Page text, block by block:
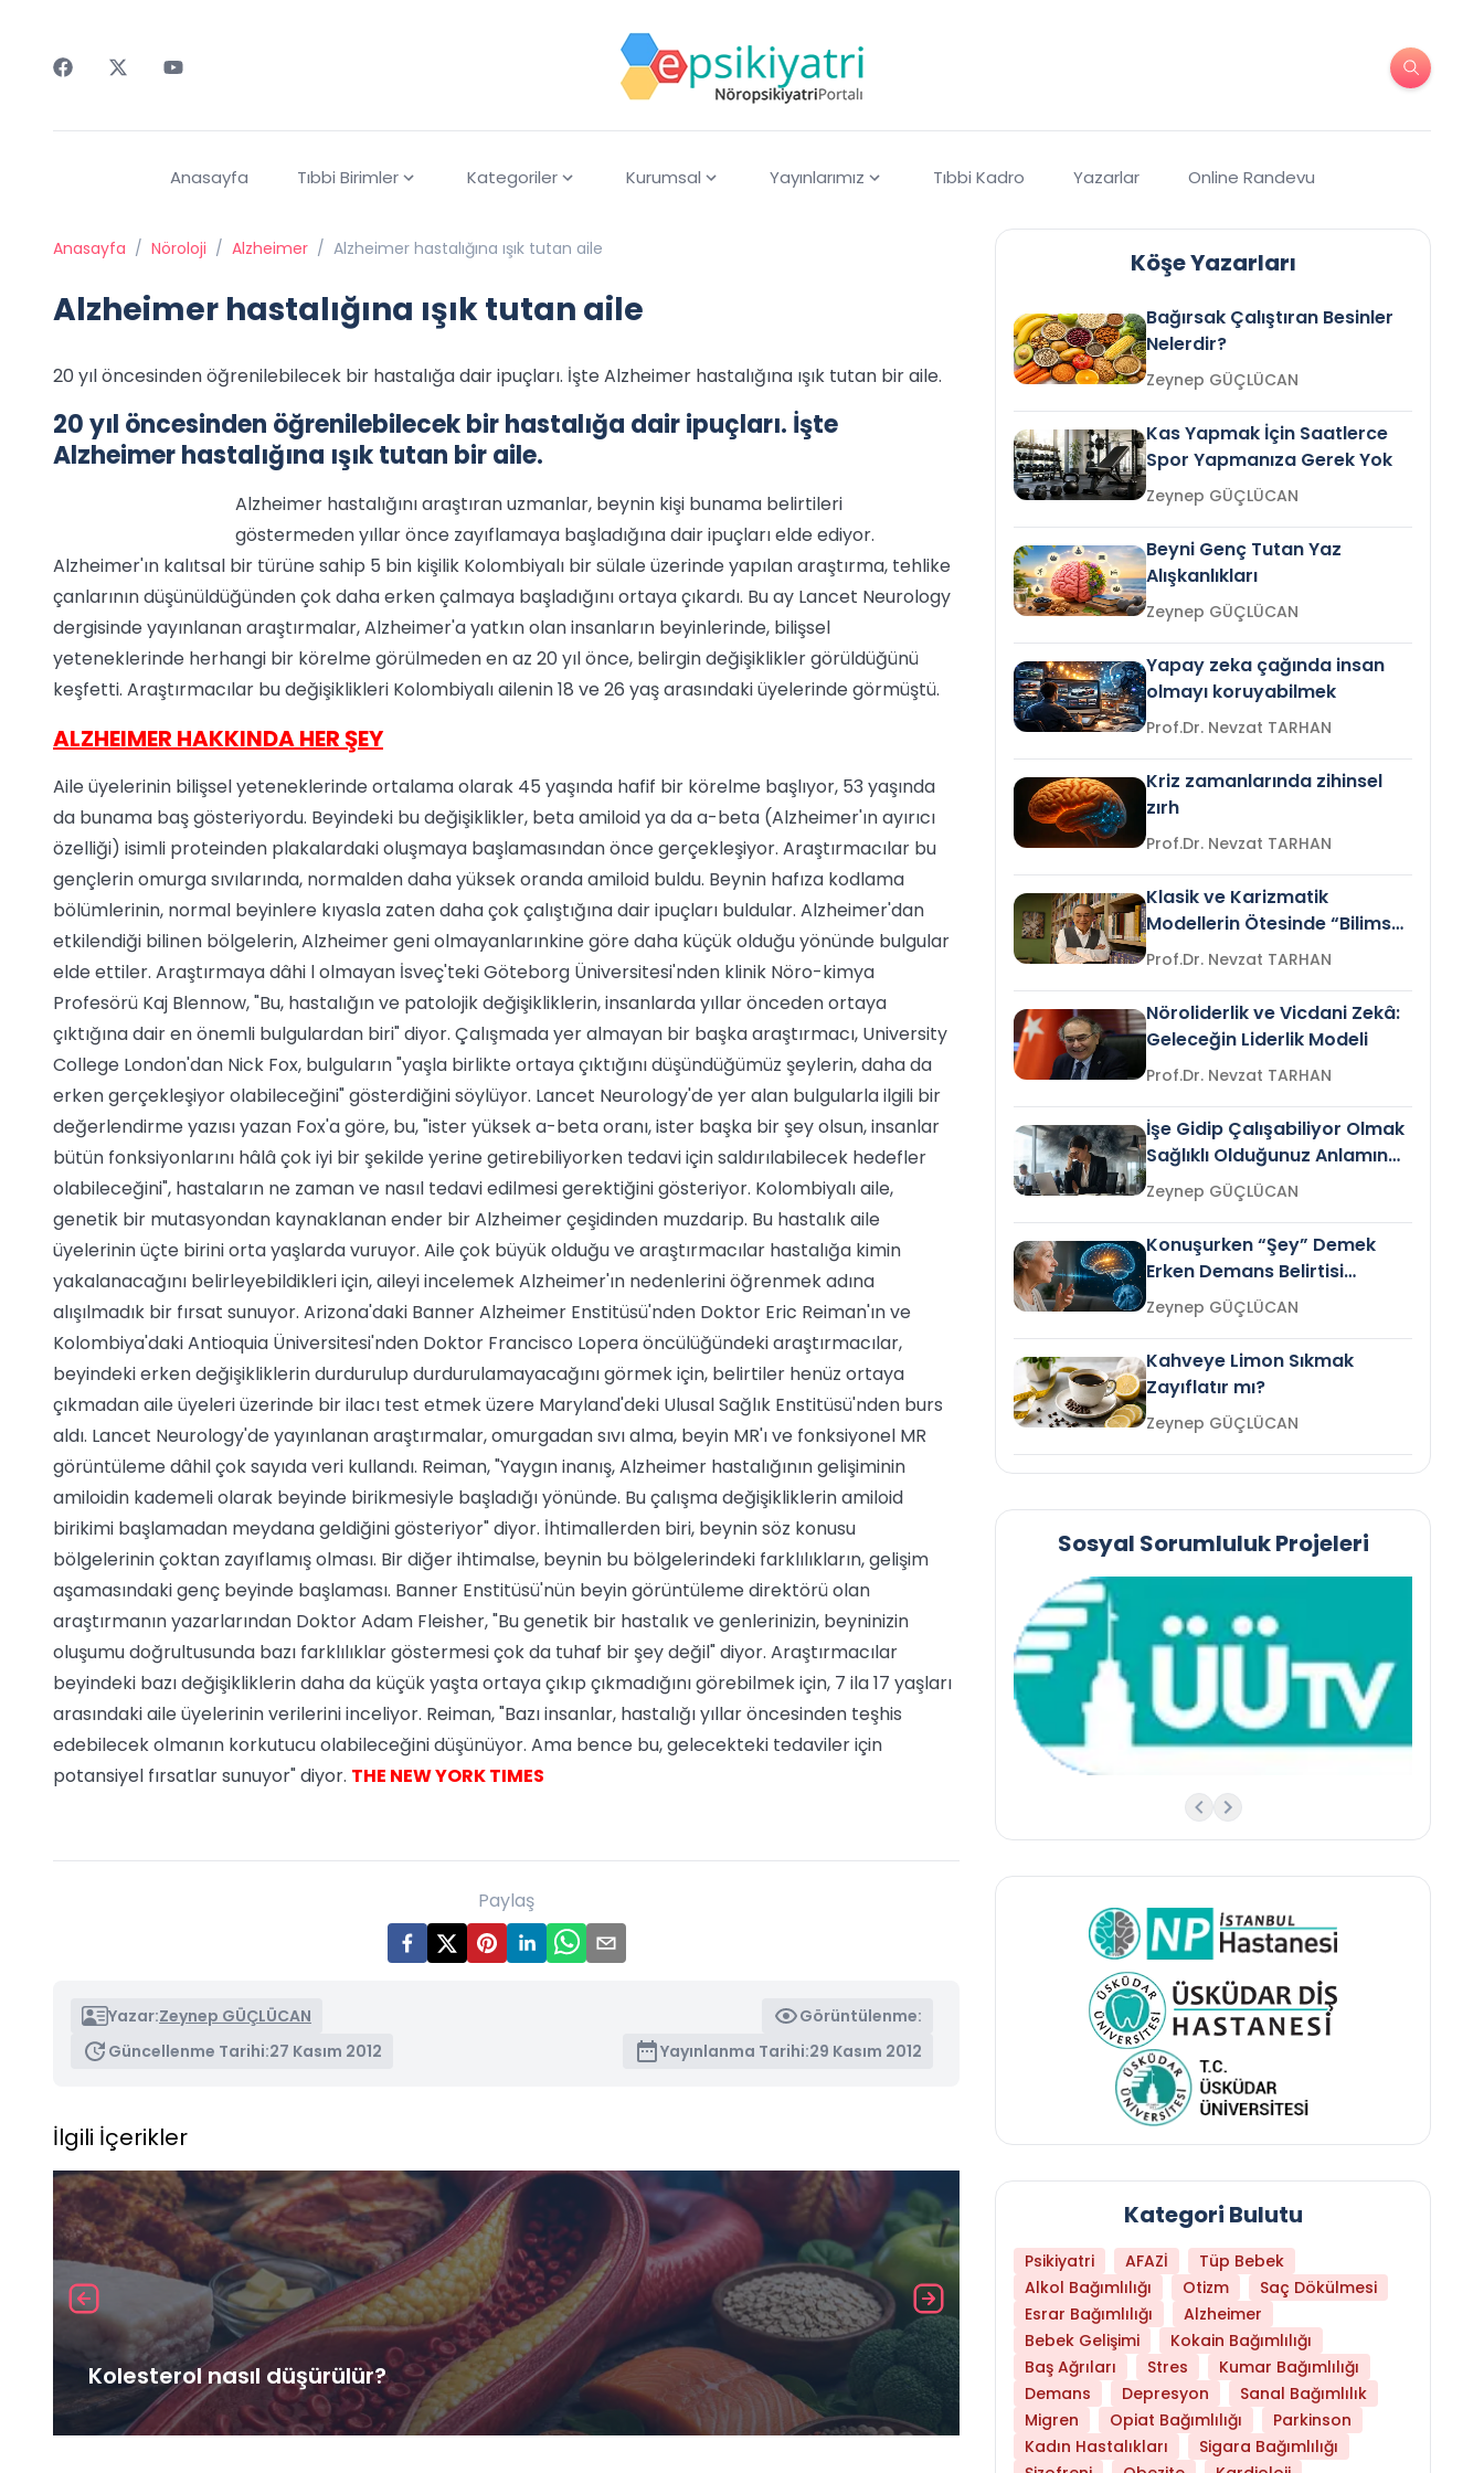
Anasayfa Tıbbi Birimler Kategoriler Kurumsal Yayınlarımız Tıbbi Kadro Yazarlar Online Randevu
Anasayfa / Nöroloji / Alzheimer / Alzheimer hastalığına ışık tutan aile
Alzheimer hastalığına ışık tutan aile
20 yıl öncesinden öğrenilebilecek bir hastalığa dair ipuçları. İşte Alzheimer hastalığına ışık tutan bir aile.
20 yıl öncesinden öğrenilebilecek bir hastalığa dair ipuçları. İşte
Alzheimer hastalığına ışık tutan bir aile.
Alzheimer hastalığını araştıran uzmanlar, beynin kişi bunama belirtileri
göstermeden yıllar önce zayıflamaya başladığına dair ipuçları elde ediyor.
Alzheimer'ın kalıtsal bir türüne sahip 5 bin kişilik Kolombiyalı bir sülale üzerinde yapılan araştırma, tehlike
çanlarının düşünüldüğünden çok daha erken çalmaya başladığını ortaya çıkardı. Bu ay Lancet Neurology
dergisinde yayınlanan araştırmalar, Alzheimer'a yatkın olan insanların beyinlerinde, bilişsel
yeteneklerinde herhangi bir körelme görülmeden en az 20 yıl önce, belirgin değişiklikler görüldüğünü
keşfetti. Araştırmacılar bu değişiklikleri Kolombiyalı ailenin 18 ve 26 yaş arasındaki üyelerinde görmüştü.
ALZHEIMER HAKKINDA HER ŞEY
Aile üyelerinin bilişsel yeteneklerinde ortalama olarak 45 yaşında hafif bir körelme başlıyor, 53 yaşında
da bunama baş gösteriyordu. Beyindeki bu değişiklikler, beta amiloid ya da a-beta (Alzheimer'ın ayırıcı
özelliği) isimli proteinden plakalardaki oluşmaya başlamasından önce gerçekleşiyor. Araştırmacılar bu
gençlerin omurga sıvılarında, normalden daha yüksek oranda amiloid buldu. Beynin hafıza kodlama
bölümlerinin, normal beyinlere kıyasla zaten daha çok çalıştığına dair ipuçları buldular. Alzheimer'dan
etkilendiği bilinen bölgelerin, Alzheimer geni olmayanlarınkine göre daha küçük olduğu yönünde bulgular
elde ettiler. Araştırmaya dâhi l olmayan İsveç'teki Göteborg Üniversitesi'nden klinik Nöro-kimya
Profesörü Kaj Blennow, "Bu, hastalığın ve patolojik değişikliklerin, insanlarda yıllar önceden ortaya
çıktığına dair en önemli bulgulardan biri" diyor. Çalışmada yer almayan bir başka araştırmacı, University
College London'dan Nick Fox, bulguların "yaşla birlikte ortaya çıktığını düşündüğümüz şeylerin, daha da
erken gerçekleşiyor olabileceğini" gösterdiğini söylüyor. Lancet Neurology'de yer alan bulgularla ilgili bir
değerlendirme yazısı yazan Fox'a göre, bu, "ister yüksek a-beta oranı, ister başka bir şey olsun, insanlar
bütün fonksiyonlarını hâlâ çok iyi bir şekilde yerine getirebiliyorken tedavi için saldırılabilecek hedefler
olabileceğini", hastaların ne zaman ve nasıl tedavi edilmesi gerektiğini gösteriyor. Kolombiyalı aile,
genetik bir mutasyondan kaynaklanan ender bir Alzheimer çeşidinden muzdarip. Bu hastalık aile
üyelerinin üçte birini orta yaşlarda vuruyor. Aile çok büyük olduğu ve araştırmacılar hastalığa kimin
yakalanacağını belirleyebildikleri için, aileyi incelemek Alzheimer'ın nedenlerini öğrenmek adına
alışılmadık bir fırsat sunuyor. Arizona'daki Banner Alzheimer Enstitüsü'nden Doktor Eric Reiman'ın ve
Kolombiya'daki Antioquia Üniversitesi'nden Doktor Francisco Lopera öncülüğündeki araştırmacılar,
beyindeki erken değişikliklerin durdurulup durdurulamayacağını görmek için, belirtiler henüz ortaya
çıkmadan aile üyeleri üzerinde bir ilacı test etmek üzere Maryland'deki Ulusal Sağlık Enstitüsü'nden burs
aldı. Lancet Neurology'de yayınlanan araştırmalar, omurgadan sıvı alma, beyin MR'ı ve fonksiyonel MR
görüntüleme dâhil çok sayıda veri kullandı. Reiman, "Yaygın inanış, Alzheimer hastalığının gelişiminin
amiloidin kademeli olarak beyinde birikmesiyle başladığı yönünde. Bu çalışma değişikliklerin amiloid
birikimi başlamadan meydana geldiğini gösteriyor" diyor. İhtimallerden biri, beynin söz konusu
bölgelerinin çoktan zayıflamış olması. Bir diğer ihtimalse, beynin bu bölgelerindeki farklılıkların, gelişim
aşamasındaki genç beyinde başlaması. Banner Enstitüsü'nün beyin görüntüleme direktörü olan
araştırmanın yazarlarından Doktor Adam Fleisher, "Bu genetik bir hastalık ve genlerinizin, beyninizin
oluşumu doğrultusunda bazı farklılıklar göstermesi çok da tuhaf bir şey değil" diyor. Araştırmacılar
beyindeki bazı değişikliklerin daha da küçük yaşta ortaya çıkıp çıkmadığını görebilmek için, 7 ila 17 yaşları
arasındaki aile üyelerinin verilerini inceliyor. Reiman, "Bazı insanlar, hastalığı yıllar öncesinden teşhis
edebilecek olmanın korkutucu olabileceğini düşünüyor. Ama bence bu, gelecekteki tedaviler için
potansiyel fırsatlar sunuyor" diyor. THE NEW YORK TIMES
Paylaş
Yazar:Zeynep GÜÇLÜCAN
Görüntülenme:
Güncellenme Tarihi:27 Kasım 2012 Yayınlanma Tarihi:29 Kasım 2012
İlgili İçerikler
Kolesterol nasıl düşürülür? Daha Az Protein Tüketmek Yaşlanmayı
Köşe Yazarları
Bağırsak Çalıştıran Besinler
Nelerdir?
Zeynep GÜÇLÜCAN
Kas Yapmak İçin Saatlerce
Spor Yapmanıza Gerek Yok
Zeynep GÜÇLÜCAN
Beyni Genç Tutan Yaz
Alışkanlıkları
Zeynep GÜÇLÜCAN
Yapay zeka çağında insan
olmayı koruyabilmek
Prof.Dr. Nevzat TARHAN
Kriz zamanlarında zihinsel
zırh
Prof.Dr. Nevzat TARHAN
Klasik ve Karizmatik
Modellerin Ötesinde “Bilimsel
Liderlik”
Prof.Dr. Nevzat TARHAN
Nöroliderlik ve Vicdani Zekâ:
Geleceğin Liderlik Modeli
Prof.Dr. Nevzat TARHAN
İşe Gidip Çalışabiliyor Olmak
Sağlıklı Olduğunuz Anlamına
Gelir mi?Zeynep GÜÇLÜCAN
Konuşurken “Şey” Demek
Erken Demans Belirtisi
Olabilir mi?Zeynep GÜÇLÜCAN
Kahveye Limon Sıkmak
Zayıflatır mı?
Zeynep GÜÇLÜCAN
Sosyal Sorumluluk Projeleri
Kategori Bulutu
Psikiyatri AFAZİ
Tüp Bebek
Alkol Bağımlılığı
Otizm
Saç Dökülmesi
Esrar Bağımlılığı
Alzheimer
Bebek Gelişimi
Kokain Bağımlılığı
Baş Ağrıları
Stres
Kumar Bağımlılığı
Demans
Depresyon
Sanal Bağımlılık
Migren
Opiat Bağımlılığı
Parkinson
Kadın Hastalıkları
Sigara Bağımlılığı